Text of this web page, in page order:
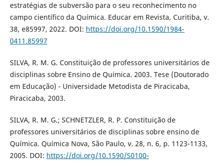
estratégias de subversão para o seu reconhecimento no
campo científico da Química. Educar em Revista, Curitiba, v.
38, e85997, 2022. DOI: https://doi.org/10.1590/1984-
0411.85997
SILVA, R. M. G. Constituição de professores universitários de
disciplinas sobre Ensino de Química. 2003. Tese (Doutorado
em Educação) - Universidade Metodista de Piracicaba,
Piracicaba, 2003.
SILVA, R. M. G.; SCHNETZLER, R. P. Constituição de
professores universitários de disciplinas sobre ensino de
Química. Química Nova, São Paulo, v. 28, n. 6, p. 1123-1133,
2005. DOI: https://doi.org/10.1590/S0100-